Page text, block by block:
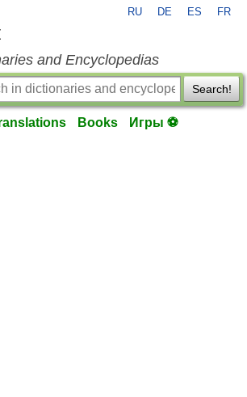
RU DE ES FR
and Encyclopedias
Search!
Books Игры ⚽